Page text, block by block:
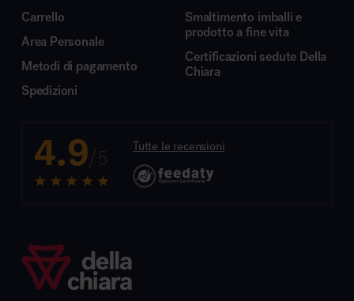
Carrello
Area Personale
Metodi di pagamento
Spedizioni
Smaltimento imballi e
prodotto a fine vita
Certificazioni sedute Della
Chiara
4.9/5 Tutte le recensioni